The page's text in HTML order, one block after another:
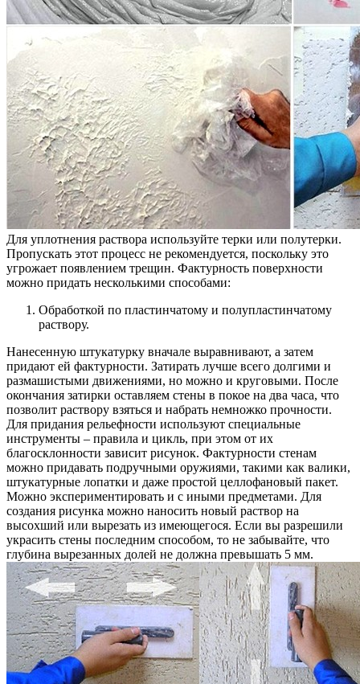
Для уплотнения раствора используйте терки или полутерки.
Пропускать этот процесс не рекомендуется, поскольку это
угрожает появлением трещин. Фактурность поверхности
можно придать несколькими способами:
Обработкой по пластинчатому и полупластинчатому
раствору.
Нанесенную штукатурку вначале выравнивают, а затем
придают ей фактурности. Затирать лучше всего долгими и
размашистыми движениями, но можно и круговыми. После
окончания затирки оставляем стены в покое на два часа, что
позволит раствору взяться и набрать немножко прочности.
Для придания рельефности используют специальные
инструменты – правила и цикль, при этом от их
благосклонности зависит рисунок. Фактурности стенам
можно придавать подручными оружиями, такими как валики,
штукатурные лопатки и даже простой целлофановый пакет.
Можно экспериментировать и с иными предметами. Для
создания рисунка можно наносить новый раствор на
высохший или вырезать из имеющегося. Если вы разрешили
украсить стены последним способом, то не забывайте, что
глубина вырезанных долей не должна превышать 5 мм.